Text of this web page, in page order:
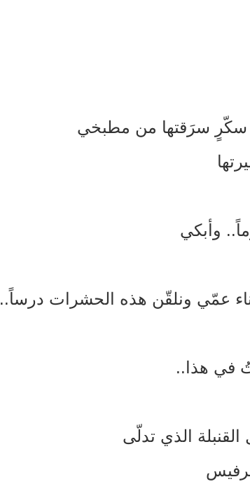
سكّرٍ سرَقتها من مطبخي
وأبكي
عمّي ونلقّن هذه الحشرات درساً..
في هذا..
الذي تدلّى